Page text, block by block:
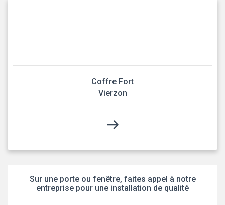
Coffre Fort
Vierzon
Sur une porte ou fenêtre, faites appel à notre
entreprise pour une installation de qualité